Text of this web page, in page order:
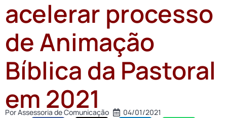
acelerar processo
de Animação
Bíblica da Pastoral
em 2021
PorAssessoria de Comunicação 04/01/2021